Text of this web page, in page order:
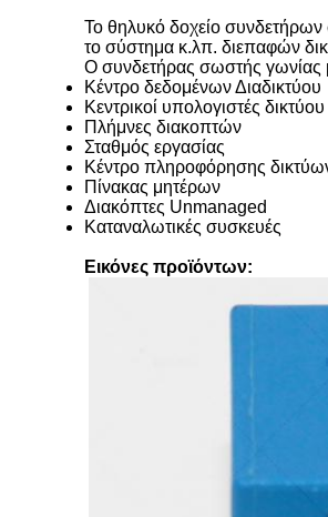
Το θηλυκό δοχείο συνδετήρων
το σύστημα κ.λπ. διεπαφών
Ο συνδετήρας σωστής γωνίας
Κέντρο δεδομένων Διαδικτύου
Κεντρικοί υπολογιστές δικτύου
Πλήμνες διακοπτών
Σταθμός εργασίας
Κέντρο πληροφόρησης
Πίνακας μητέρων
Διακόπτες Unmanaged
Καταναλωτικές συσκευές
Εικόνες προϊόντων: